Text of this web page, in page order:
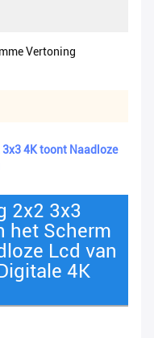
Vertoning
4K toont Naadloze
2x2 3x3
het Scherm
Lcd van
4K